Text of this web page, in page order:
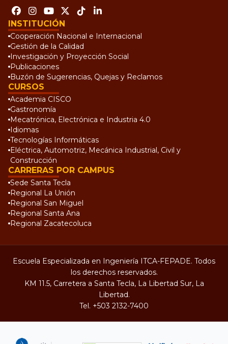
INSTITUCIÓN
Cooperación Nacional e Internacional
Gestión de la Calidad
Investigación y Proyección Social
Publicaciones
Buzón de Sugerencias, Quejas y Reclamos
CURSOS
Academia CISCO
Gastronomía
Mecatrónica, Electrónica e Industria 4.0
Idiomas
Tecnologías Informáticas
Eléctrica, Automotriz, Mecánica Industrial, Civil y
Construcción
CARRERAS POR CAMPUS
Sede Santa Tecla
Regional La Unión
Regional San Miguel
Regional Santa Ana
Regional Zacatecoluca
Escuela Especializada en Ingeniería ITCA-FEPADE. Todos
los derechos reservados.
KM 11.5, Carretera a Santa Tecla, La Libertad Sur, La
Libertad.
Tel. +503 2132-7400